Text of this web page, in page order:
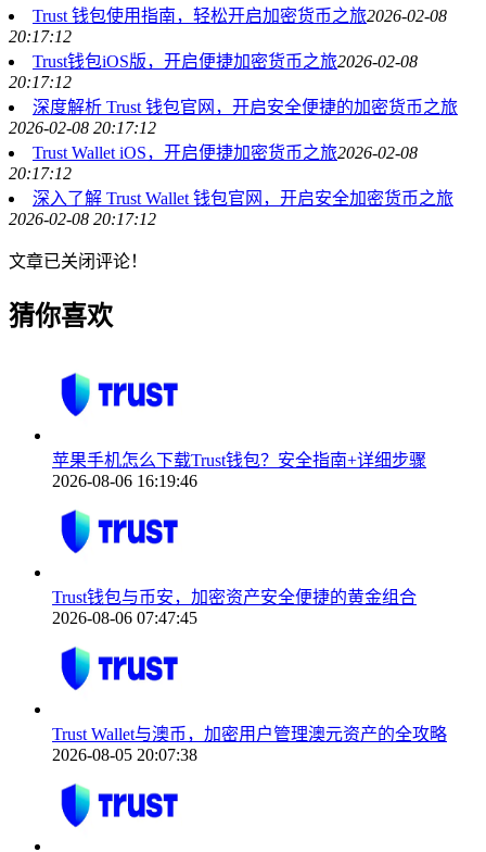
Trust 钱包使用指南，轻松开启加密货币之旅2026-02-08
20:17:12
Trust钱包iOS版，开启便捷加密货币之旅2026-02-08
20:17:12
深度解析 Trust 钱包官网，开启安全便捷的加密货币之旅
2026-02-08 20:17:12
Trust Wallet iOS，开启便捷加密货币之旅2026-02-08
20:17:12
深入了解 Trust Wallet 钱包官网，开启安全加密货币之旅
2026-02-08 20:17:12
文章已关闭评论！
猜你喜欢
苹果手机怎么下载Trust钱包？安全指南+详细步骤
2026-08-06 16:19:46
Trust钱包与币安，加密资产安全便捷的黄金组合
2026-08-06 07:47:45
Trust Wallet与澳币，加密用户管理澳元资产的全攻略
2026-08-05 20:07:38